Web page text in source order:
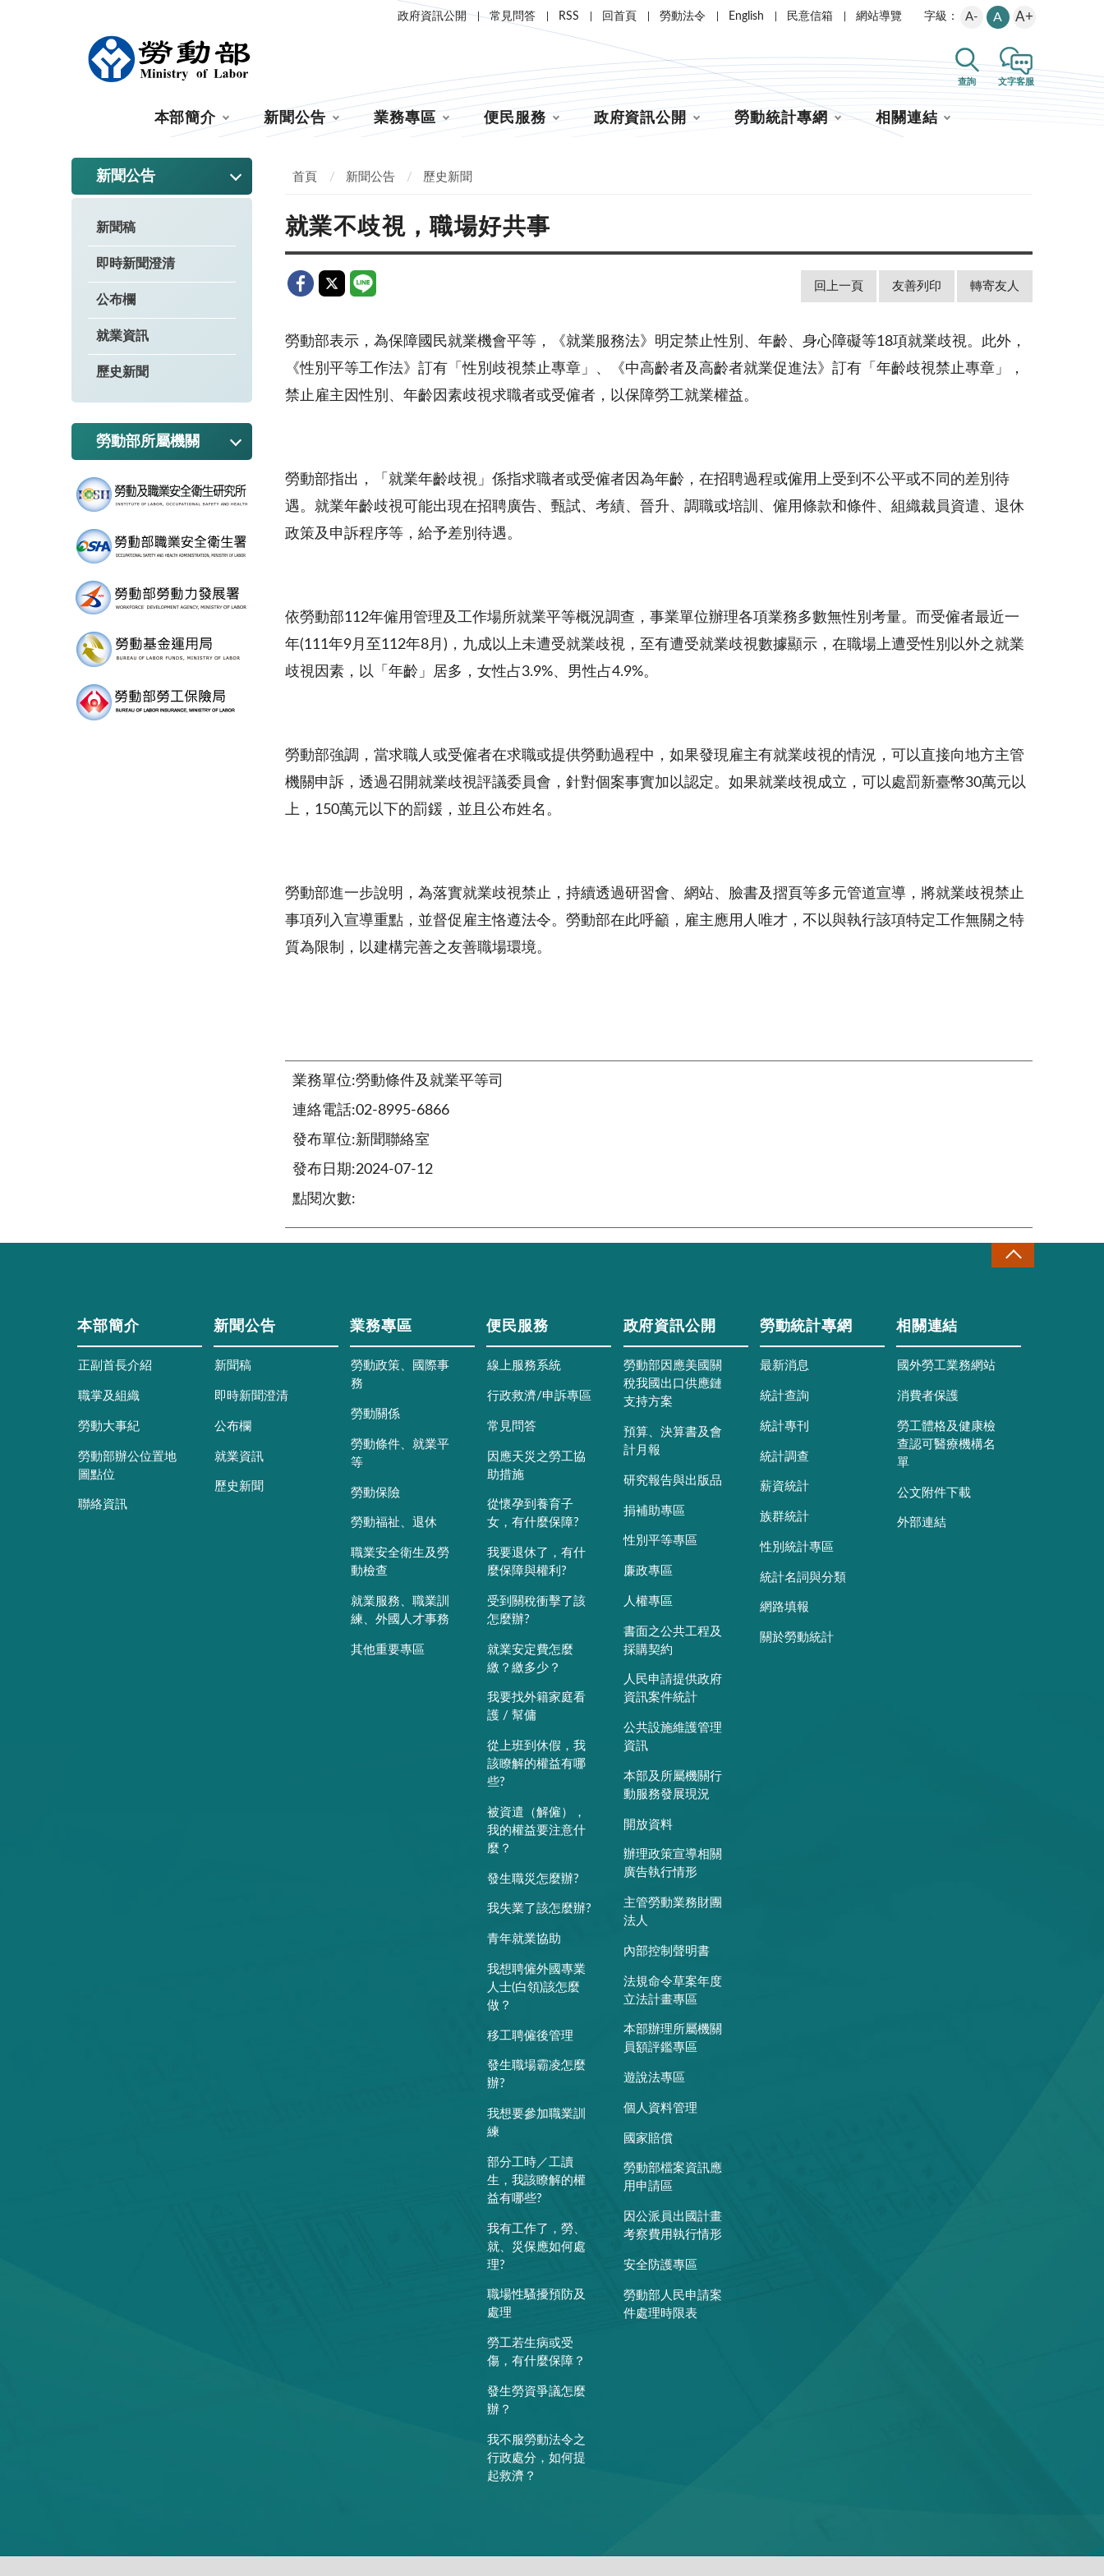
政府資訊公開 常見問答 RSS 回首頁 勞動法令 English 民意信箱 網站導覽 字級： A- A A+
查詢 文字客服
本部簡介 新聞公告 業務專區 便民服務 政府資訊公開 勞動統計專網 相關連結
新聞公告
新聞稿
即時新聞澄清
公布欄
就業資訊
歷史新聞
勞動部所屬機關
首頁 新聞公告 歷史新聞
就業不歧視，職場好共事
回上一頁 友善列印 轉寄友人
勞動部表示，為保障國民就業機會平等，《就業服務法》明定禁止性別、年齡、身心障礙等18項就業歧視。此外，
《性別平等工作法》訂有「性別歧視禁止專章」、《中高齡者及高齡者就業促進法》訂有「年齡歧視禁止專章」，
禁止雇主因性別、年齡因素歧視求職者或受僱者，以保障勞工就業權益。
勞動部指出，「就業年齡歧視」係指求職者或受僱者因為年齡，在招聘過程或僱用上受到不公平或不同的差別待
遇。就業年齡歧視可能出現在招聘廣告、甄試、考績、晉升、調職或培訓、僱用條款和條件、組織裁員資遣、退休
政策及申訴程序等，給予差別待遇。
依勞動部112年僱用管理及工作場所就業平等概況調查，事業單位辦理各項業務多數無性別考量。而受僱者最近一
年(111年9月至112年8月)，九成以上未遭受就業歧視，至有遭受就業歧視數據顯示，在職場上遭受性別以外之就業
歧視因素，以「年齡」居多，女性占3.9%、男性占4.9%。
勞動部強調，當求職人或受僱者在求職或提供勞動過程中，如果發現雇主有就業歧視的情況，可以直接向地方主管
機關申訴，透過召開就業歧視評議委員會，針對個案事實加以認定。如果就業歧視成立，可以處罰新臺幣30萬元以
上，150萬元以下的罰鍰，並且公布姓名。
勞動部進一步說明，為落實就業歧視禁止，持續透過研習會、網站、臉書及摺頁等多元管道宣導，將就業歧視禁止
事項列入宣導重點，並督促雇主恪遵法令。勞動部在此呼籲，雇主應用人唯才，不以與執行該項特定工作無關之特
質為限制，以建構完善之友善職場環境。
業務單位:勞動條件及就業平等司
連絡電話:02-8995-6866
發布單位:新聞聯絡室
發布日期:2024-07-12
點閱次數:
本部簡介
正副首長介紹
職掌及組織
勞動大事紀
勞動部辦公位置地
圖點位
聯絡資訊
新聞公告
新聞稿
即時新聞澄清
公布欄
就業資訊
歷史新聞
業務專區
勞動政策、國際事
務
勞動關係
勞動條件、就業平
等
勞動保險
勞動福祉、退休
職業安全衛生及勞
動檢查
就業服務、職業訓
練、外國人才事務
其他重要專區
便民服務
線上服務系統
行政救濟/申訴專區
常見問答
因應天災之勞工協
助措施
從懷孕到養育子
女，有什麼保障?
我要退休了，有什
麼保障與權利?
受到關稅衝擊了該
怎麼辦?
就業安定費怎麼
繳？繳多少？
我要找外籍家庭看
護 / 幫傭
從上班到休假，我
該瞭解的權益有哪
些?
被資遣（解僱），
我的權益要注意什
麼？
發生職災怎麼辦?
我失業了該怎麼辦?
青年就業協助
我想聘僱外國專業
人士(白領)該怎麼
做？
移工聘僱後管理
發生職場霸凌怎麼
辦?
我想要參加職業訓
練
部分工時／工讀
生，我該瞭解的權
益有哪些?
我有工作了，勞、
就、災保應如何處
理?
職場性騷擾預防及
處理
勞工若生病或受
傷，有什麼保障？
發生勞資爭議怎麼
辦？
我不服勞動法令之
行政處分，如何提
起救濟？
政府資訊公開
勞動部因應美國關
稅我國出口供應鏈
支持方案
預算、決算書及會
計月報
研究報告與出版品
捐補助專區
性別平等專區
廉政專區
人權專區
書面之公共工程及
採購契約
人民申請提供政府
資訊案件統計
公共設施維護管理
資訊
本部及所屬機關行
動服務發展現況
開放資料
辦理政策宣導相關
廣告執行情形
主管勞動業務財團
法人
內部控制聲明書
法規命令草案年度
立法計畫專區
本部辦理所屬機關
員額評鑑專區
遊說法專區
個人資料管理
國家賠償
勞動部檔案資訊應
用申請區
因公派員出國計畫
考察費用執行情形
安全防護專區
勞動部人民申請案
件處理時限表
勞動統計專網
最新消息
統計查詢
統計專刊
統計調查
薪資統計
族群統計
性別統計專區
統計名詞與分類
網路填報
關於勞動統計
相關連結
國外勞工業務網站
消費者保護
勞工體格及健康檢
查認可醫療機構名
單
公文附件下載
外部連結